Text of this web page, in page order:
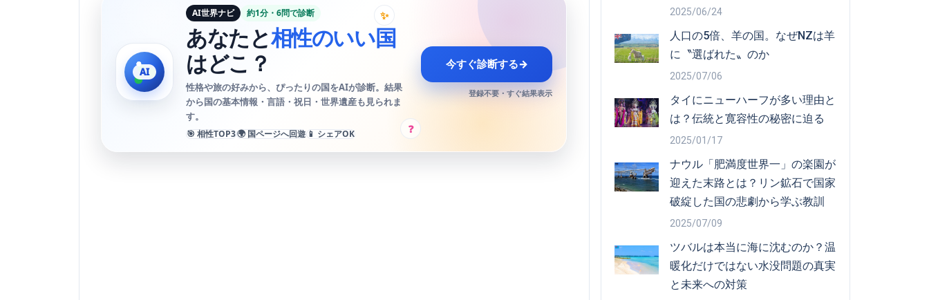
✨
?
AI世界ナビ 約1分・6問で診断
あなたと相性のいい国
はどこ？
性格や旅の好みから、ぴったりの国をAIが診断。結果
から国の基本情報・言語・祝日・世界遺産も見られま
す。
🎯 相性TOP3🌍 国ページへ回遊 📱 シェアOK
今すぐ診断する→
登録不要・すぐ結果表示
2025/06/24
人口の5倍、羊の国。なぜNZは羊
に〝選ばれた〟のか
2025/07/06
タイにニューハーフが多い理由と
は？伝統と寛容性の秘密に迫る
2025/01/17
ナウル「肥満度世界一」の楽園が
迎えた末路とは？リン鉱石で国家
破綻した国の悲劇から学ぶ教訓
2025/07/09
ツバルは本当に海に沈むのか？温
暖化だけではない水没問題の真実
と未来への対策